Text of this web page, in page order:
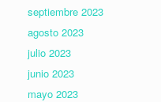
septiembre 2023
agosto 2023
julio 2023
junio 2023
mayo 2023